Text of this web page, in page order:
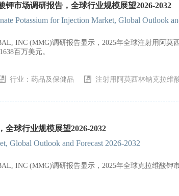
钾市场调研报告，全球行业规模展望2026-2032
Potassium for Injection Market, Global Outlook
INC (MMG)调研报告显示，2025年全球注射用阿
百万美元。
行业：药品及保健品 注射用阿莫西林钠克拉维
全球行业规模展望2026-2032
Global Outlook and Forecast 2026-2032
INC (MMG)调研报告显示，2025年全球克拉维酸钾